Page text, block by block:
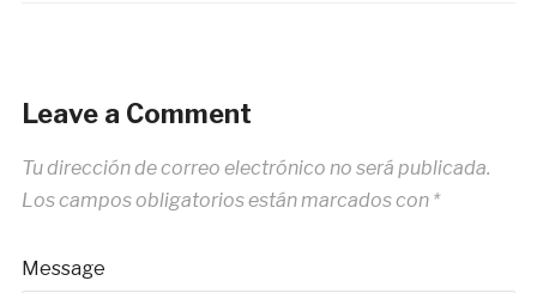
Leave a Comment
Tu dirección de correo electrónico no será publicada.
Los campos obligatorios están marcados con *
Message